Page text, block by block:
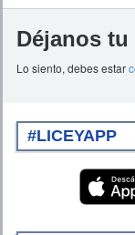
Déjanos
Lo siento, debes estar
#LICEYAPP